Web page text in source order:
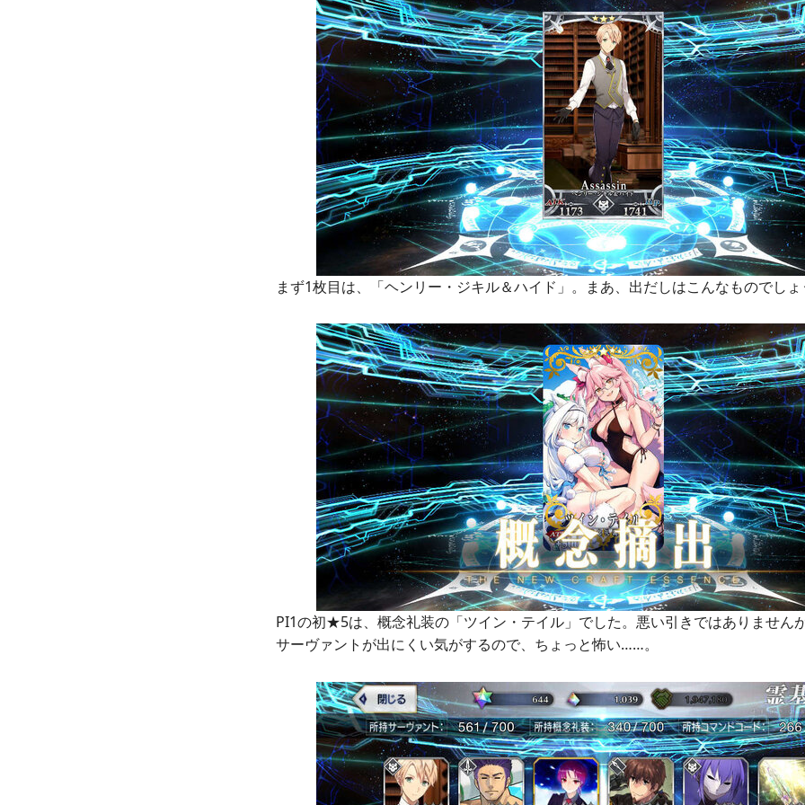
まず1枚目は、「ヘンリー・ジキル＆ハイド」。まあ、出だしはこんなものでし
PI1の初★5は、概念礼装の「ツイン・テイル」でした。悪い引きではありません
サーヴァントが出にくい気がするので、ちょっと怖い……。